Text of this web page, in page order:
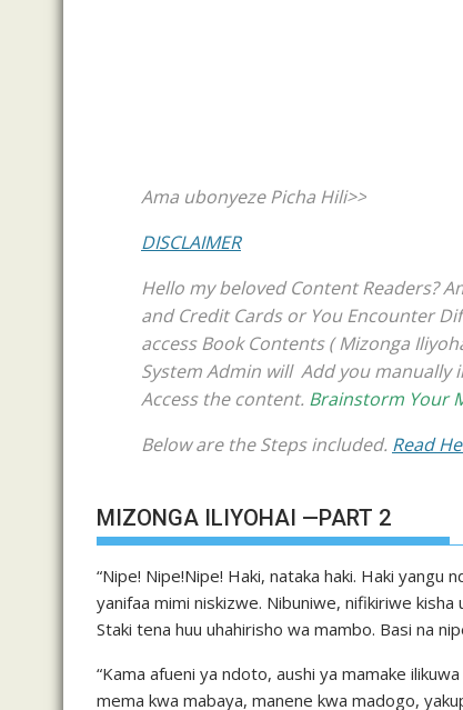
Ama ubonyeze Picha Hili>>
DISCLAIMER
Hello my beloved Content Readers?
and Credit Cards or You Encounter
access Book Contents ( Mizonga
System Admin will Add you
Access the content. Brainstorm Your
Below are the Steps included. Read
MIZONGA ILIYOHAI —PART 2
“Nipe! Nipe!Nipe! Haki, nataka haki. Haki yangu
yanifaa mimi niskizwe. Nibuniwe, nifikiriwe kisha
Staki tena huu uhahirisho wa mambo. Basi na
“Kama afueni ya ndoto, aushi ya mamake
mema kwa mabaya, manene kwa madogo,